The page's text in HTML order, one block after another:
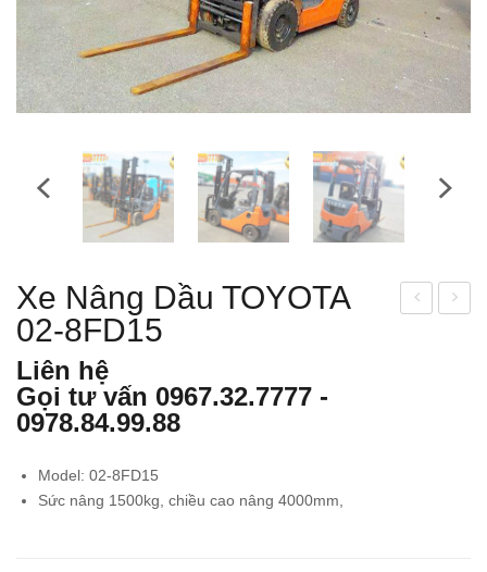
Xe Nâng Dầu TOYOTA
02-8FD15
Liên hệ
Gọi tư vấn 0967.32.7777 -
0978.84.99.88
Model: 02-8FD15
Sức nâng 1500kg, chiều cao nâng 4000mm,